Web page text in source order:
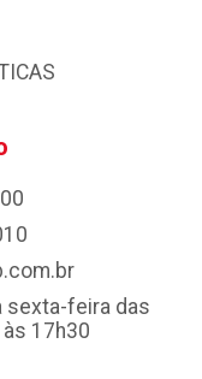
sexta-feira das
17h30